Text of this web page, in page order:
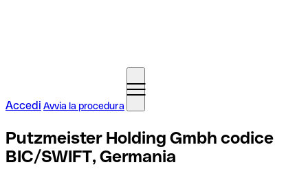
Accedi Avvia la procedura
Putzmeister Holding Gmbh codice
BIC/SWIFT, Germania